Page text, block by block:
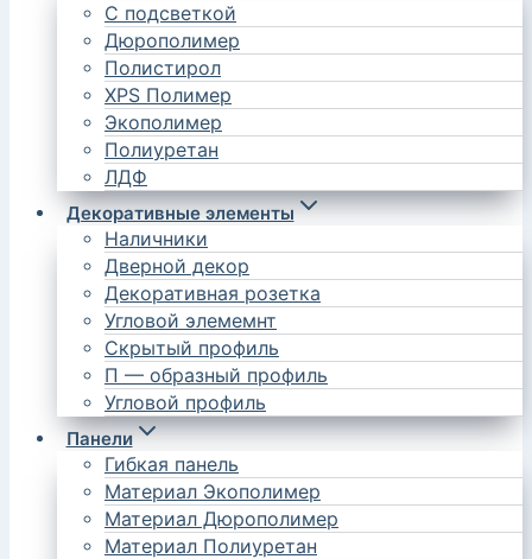
С подсветкой
Дюрополимер
Полистирол
XPS Полимер
Экополимер
Полиуретан
ЛДФ
Декоративные элементы
Наличники
Дверной декор
Декоративная розетка
Угловой элемемнт
Скрытый профиль
П — образный профиль
Угловой профиль
Панели
Гибкая панель
Материал Экополимер
Материал Дюрополимер
Материал Полиуретан